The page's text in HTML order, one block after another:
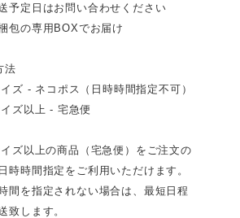
定日はお問い合わせください
包の専用BOXでお届け
法
イズ - ネコポス（日時時間指定不可）
イズ以上 - 宅急便
ズ以上の商品（宅急便）をご注文の
時時間指定をご利用いただけます。
間を指定されない場合は、最短日程
致します。